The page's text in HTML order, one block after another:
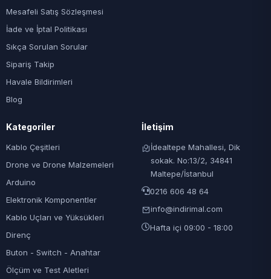
Mesafeli Satış Sözleşmesi
İade ve İptal Politikası
Sıkça Sorulan Sorular
Sipariş Takip
Havale Bildirimleri
Blog
Kategoriler
Kablo Çeşitleri
Drone ve Drone Malzemeleri
Arduino
Elektronik Komponentler
Kablo Uçları ve Yüksükleri
Direnç
Buton - Switch - Anahtar
Ölçüm ve Test Aletleri
İletişim
İdealtepe Mahallesi, Dik
sokak. No:13/2, 34841
Maltepe/İstanbul
0216 606 48 64
info@indirimal.com
Hafta içi 09:00 - 18:00